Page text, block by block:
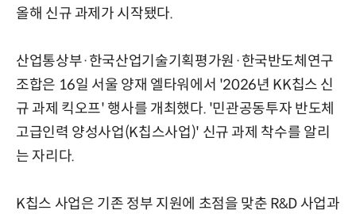
올해 신규 과제가 시작됐다.
산업통상부·한국산업기술기획평가원·한국반도체연구
조합은 16일 서울 양재 엘타워에서 '2026년 KK칩스 신
규 과제 킥오프' 행사를 개최했다. '민관공동투자 반도체
고급인력 양성사업(K칩스사업)' 신규 과제 착수를 알리
는 자리다.
K칩스 사업은 기존 정부 지원에 초점을 맞춘 R&D 사업과